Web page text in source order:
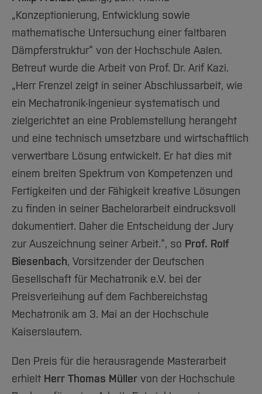
„Konzeptionierung, Entwicklung sowie
mathematische Untersuchung einer faltbaren
Dämpferstruktur“ von der Hochschule Aalen.
Betreut wurde die Arbeit von Prof. Dr. Arif Kazi.
„Herr Frenzel zeigt in seiner Abschlussarbeit, wie
ein Mechatronik-Ingenieur systematisch und
zielgerichtet an eine Problemstellung herangeht
und eine technisch umsetzbare und wirtschaftlich
verwertbare Lösung entwickelt. Er hat dies mit
einem breiten Spektrum von Kompetenzen und
Fertigkeiten und der Fähigkeit kreative Lösungen
zu finden in seiner Bachelorarbeit eindrucksvoll
dokumentiert. Daher die Entscheidung der Jury
zur Auszeichnung seiner Arbeit.“, so Prof. Rolf
Biesenbach, Vorsitzender der Deutschen
Gesellschaft für Mechatronik e.V. bei der
Preisverleihung auf dem Fachbereichstag
Mechatronik am 3. Mai an der Hochschule
Kaiserslautern.
Den Preis für die herausragende Masterarbeit
erhielt Herr Thomas Müller von der Hochschule